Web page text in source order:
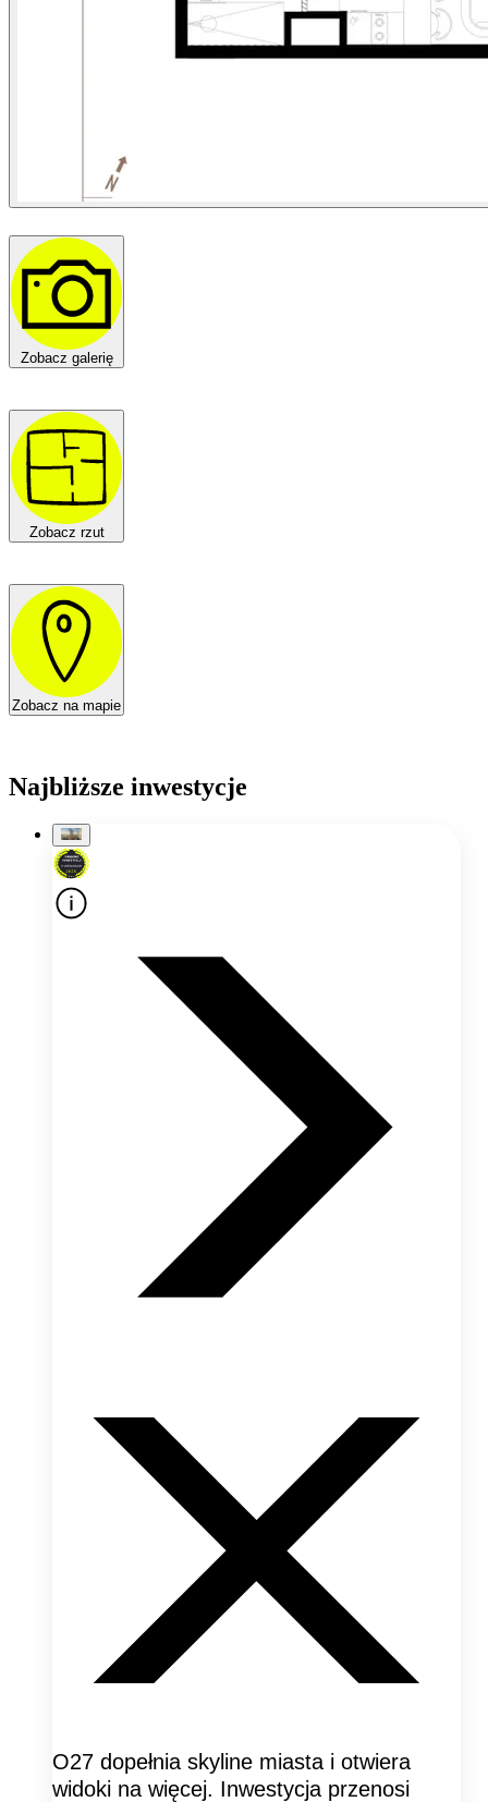
Zobacz galerię
Zobacz rzut
Zobacz na mapie
Najbliższe inwestycje
O27 dopełnia skyline miasta i otwiera
widoki na więcej. Inwestycja przenosi